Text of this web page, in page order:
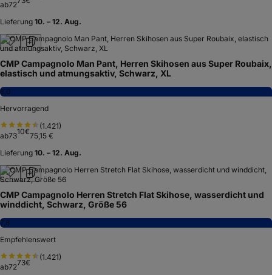
ab72
Lieferung 10. – 12. Aug.
CMP Campagnolo Man Pant, Herren Skihosen aus Super Roubaix,
elastisch und atmungsaktiv, Schwarz, XL
8,0
Hervorragend
(1.421)
ab7310€75,15 €
Lieferung 10. – 12. Aug.
CMP Campagnolo Herren Stretch Flat Skihose, wasserdicht und
winddicht, Schwarz, Größe 56
7,8
Empfehlenswert
(1.421)
ab7273€